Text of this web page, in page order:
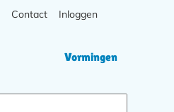
Vormingen
Contact Inloggen